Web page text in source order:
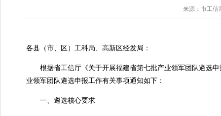
来源：市工信
各县（市、区）工科局、高新区经发局：
根据省工信厅《关于开展福建省第七批产业领军团队遴选申
业领军团队遴选申报工作有关事项通知如下：
一、遴选核心要求